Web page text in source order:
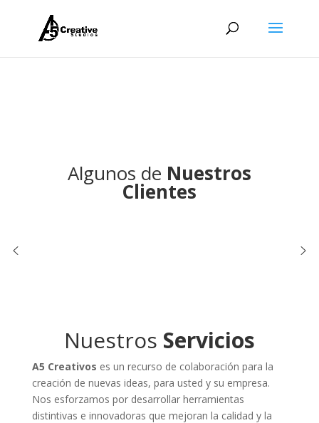
Algunos de Nuestros
Clientes
Nuestros Servicios
A5 Creativos es un recurso de colaboración para la
creación de nuevas ideas, para usted y su empresa.
Nos esforzamos por desarrollar herramientas
distintivas e innovadoras que mejoran la calidad y la